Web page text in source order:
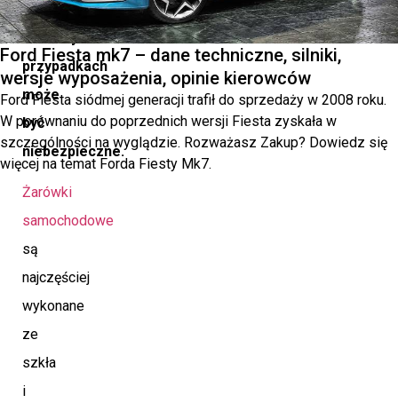
w
niektórych
przypadkach
może
być
niebezpieczne.
Żarówki
samochodowe
są
najczęściej
wykonane
ze
szkła
i
Ford Fiesta mk7 – dane techniczne, silniki,
wersje wyposażenia, opinie kierowców
Ford Fiesta siódmej generacji trafił do sprzedaży w 2008 roku.
W porównaniu do poprzednich wersji Fiesta zyskała w
szczególności na wyglądzie. Rozważasz Zakup? Dowiedz się
więcej na temat Forda Fiesty Mk7.